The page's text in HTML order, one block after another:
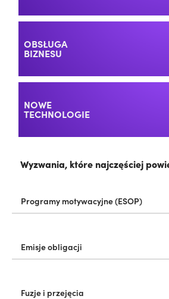
OBSŁUGA
BIZNESU
NOWE
TECHNOLOGIE
Wyzwania, które najczęściej
Programy motywacyjne (ESOP)
Emisje obligacji
Fuzje i przejęcia